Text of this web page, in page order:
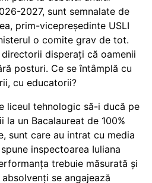
2027, sunt semnalate de
prim-vicepreședinte USLI
o comite grav de tot.
directorii disperați că oamenii
posturi. Ce se întâmplă cu
cu educatorii?
liceul tehnologic să-i ducă pe
la un Bacalaureat de 100%
sunt care au intrat cu media
inspectoarea Iuliana
trebuie măsurată și
se angajează